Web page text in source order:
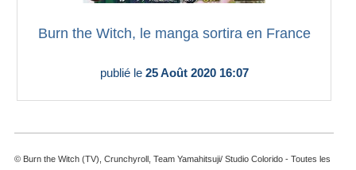
Burn the Witch, le manga sortira en France
publié le 25 Août 2020 16:07
© Burn the Witch (TV), Crunchyroll, Team Yamahitsuji/ Studio Colorido - Toutes les